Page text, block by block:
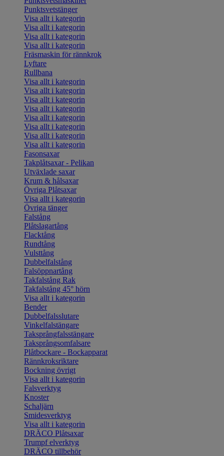
Punktsvetstänger
Visa allt i kategorin
Visa allt i kategorin
Visa allt i kategorin
Visa allt i kategorin
Fräsmaskin för rännkrok
Lyftare
Rullbana
Visa allt i kategorin
Visa allt i kategorin
Visa allt i kategorin
Visa allt i kategorin
Visa allt i kategorin
Visa allt i kategorin
Visa allt i kategorin
Visa allt i kategorin
Fasonsaxar
Takplåtsaxar - Pelikan
Utväxlade saxar
Krum & hålsaxar
Övriga Plåtsaxar
Visa allt i kategorin
Övriga tänger
Falstång
Plåtslagartång
Flacktång
Rundtång
Vulsttång
Dubbelfalstång
Falsöppnartång
Takfalstång Rak
Takfalstång 45° hörn
Visa allt i kategorin
Bender
Dubbelfalsslutare
Vinkelfalstängare
Taksprångfalsstängare
Taksprångsomfalsare
Plåtbockare - Bockapparat
Rännkroksriktare
Bockning övrigt
Visa allt i kategorin
Falsverktyg
Knoster
Schaljärn
Smidesverktyg
Visa allt i kategorin
DRÄCO Plåtsaxar
Trumpf elverktyg
DRÄCO tillbehör